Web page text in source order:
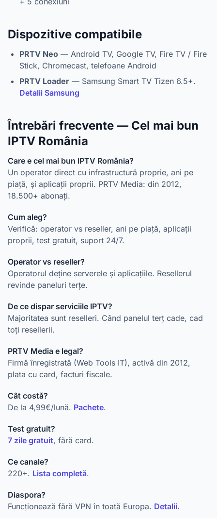
Dispozitive compatibile
PRTV Neo — Android TV, Google TV, Fire TV / Fire
Stick, Chromecast, telefoane Android
PRTV Loader — Samsung Smart TV Tizen 6.5+.
Detalii Samsung
Întrebări frecvente — Cel mai bun
IPTV România
Care e cel mai bun IPTV România?
Un operator direct cu infrastructură proprie, ani pe
piață, și aplicații proprii. PRTV Media: din 2012,
18.500+ abonați.
Cum aleg?
Verifică: operator vs reseller, ani pe piață, aplicații
proprii, test gratuit, suport 24/7.
Operator vs reseller?
Operatorul deține serverele și aplicațiile. Resellerul
revinde paneluri terțe.
De ce dispar serviciile IPTV?
Majoritatea sunt reselleri. Când panelul terț cade, cad
toți resellerii.
PRTV Media e legal?
Firmă înregistrată (Web Tools IT), activă din 2012,
plata cu card, facturi fiscale.
Cât costă?
De la 4,99€/lună. Pachete.
Test gratuit?
7 zile gratuit, fără card.
Ce canale?
220+. Lista completă.
Diaspora?
Funcționează fără VPN în toată Europa. Detalii.